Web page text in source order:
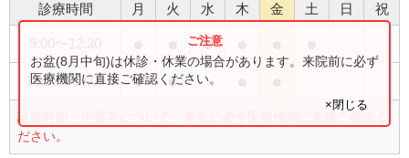
診療時間 月 火 水 木 金 土 日 祝
●
14:00〜18:00 ● ●
診療時間・内容等について、事前に必ず医療機関に直接ご確認く
ださい。
お盆(8月中旬)は休診・休業の場合があります。来院前に必ず
医療機関に直接ご確認ください。
×閉じる